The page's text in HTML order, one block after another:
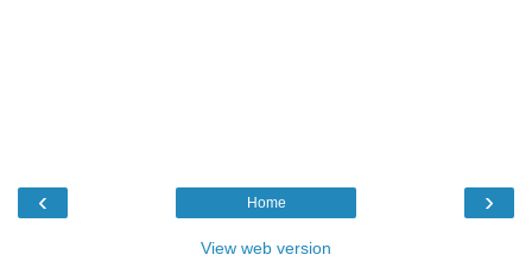
‹ ›
Home
View web version